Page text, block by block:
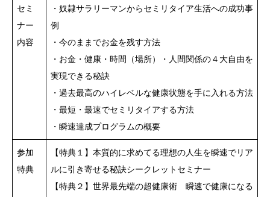
セミ
ナー
内容
・奴隷サラリーマンからセミリタイア生活への成功事
例
・今のままでお金を残す方法
・お金・健康・時間（場所）・人間関係の４大自由を
実現できる秘訣
・過去最高のハイレベルな健康状態を手に入れる方法
・最短・最速でセミリタイアする方法
・瞬速達成プログラムの概要
参加
特典
【特典１】本質的に求めてる理想の人生を瞬速でリア
ルに引き寄せる秘訣シークレットセミナー
【特典２】世界最先端の超健康術 瞬速で健康になる